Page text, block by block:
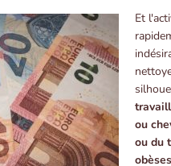
Et
ou
ou du